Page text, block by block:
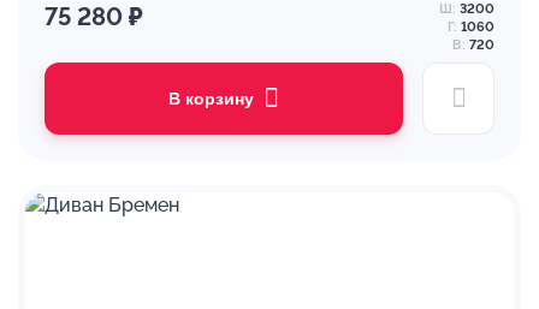
75 280 ₽ Ш: 3200
Г: 1060
В: 720
В корзину